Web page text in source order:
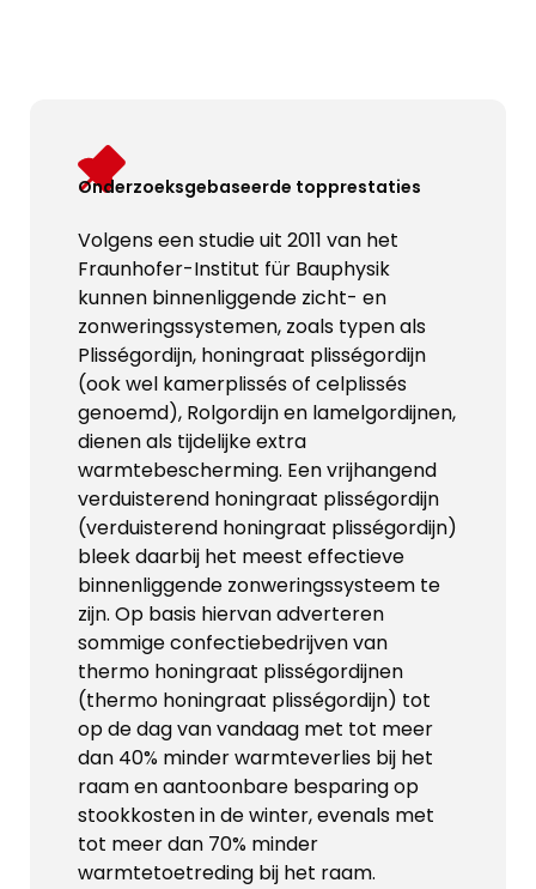
Onderzoeksgebaseerde topprestaties
Volgens een studie uit 2011 van het
Fraunhofer-Institut für Bauphysik
kunnen binnenliggende zicht- en
zonweringssystemen, zoals typen als
Plisségordijn, honingraat plisségordijn
(ook wel kamerplissés of celplissés
genoemd), Rolgordijn en lamelgordijnen,
dienen als tijdelijke extra
warmtebescherming. Een vrijhangend
verduisterend honingraat plisségordijn
(verduisterend honingraat plisségordijn)
bleek daarbij het meest effectieve
binnenliggende zonweringssysteem te
zijn. Op basis hiervan adverteren
sommige confectiebedrijven van
thermo honingraat plisségordijnen
(thermo honingraat plisségordijn) tot
op de dag van vandaag met tot meer
dan 40% minder warmteverlies bij het
raam en aantoonbare besparing op
stookkosten in de winter, evenals met
tot meer dan 70% minder
warmtetoetreding bij het raam.